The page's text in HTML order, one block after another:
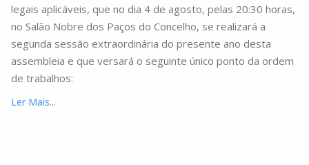
legais aplicáveis, que no dia 4 de agosto, pelas 20:30 horas,
no Salão Nobre dos Paços do Concelho, se realizará a
segunda sessão extraordinária do presente ano desta
assembleia e que versará o seguinte único ponto da ordem
de trabalhos:
Ler Mais...